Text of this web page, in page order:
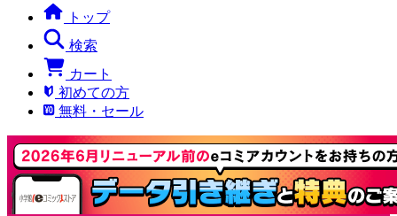
トップ
検索
カート
初めての方
無料・セール